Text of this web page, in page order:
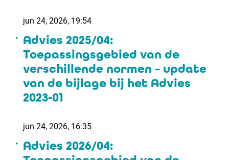
jun 24, 2026, 19:54
Advies 2025/04:
Toepassingsgebied van de
verschillende normen – update
van de bijlage bij het Advies
2023-01
jun 24, 2026, 16:35
Advies 2026/04: